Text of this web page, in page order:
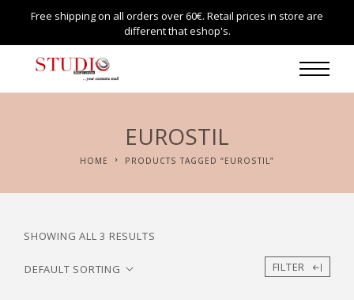
Free shipping on all orders over 60€. Retail prices in store are
different that eshop's.
EUROSTIL
HOME PRODUCTS TAGGED “EUROSTIL”
SHOWING ALL 3 RESULTS
FILTER